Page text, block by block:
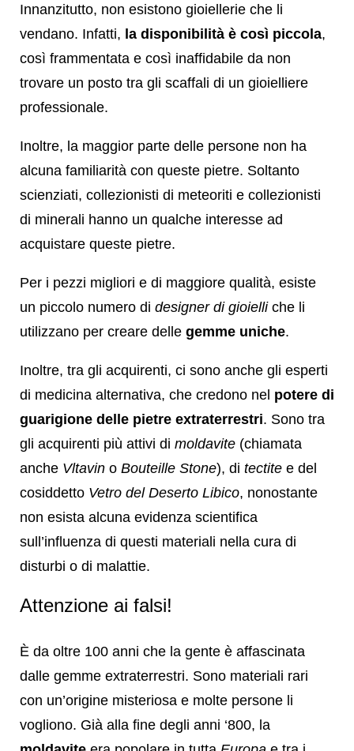
Innanzitutto, non esistono gioiellerie che li
vendano. Infatti, la disponibilità è così piccola,
così frammentata e così inaffidabile da non
trovare un posto tra gli scaffali di un gioielliere
professionale.
Inoltre, la maggior parte delle persone non ha
alcuna familiarità con queste pietre. Soltanto
scienziati, collezionisti di meteoriti e collezionisti
di minerali hanno un qualche interesse ad
acquistare queste pietre.
Per i pezzi migliori e di maggiore qualità, esiste
un piccolo numero di designer di gioielliche li
utilizzano per creare delle gemme uniche.
Inoltre, tra gli acquirenti, ci sono anche gli esperti
di medicina alternativa, che credono nel potere di
guarigione delle pietre extraterrestri. Sono tra
gli acquirenti più attivi di moldavite (chiamata
anche Vltavin o Bouteille Stone), di tectite e del
cosiddetto Vetro del Deserto Libico, nonostante
non esista alcuna evidenza scientifica
sull’influenza di questi materiali nella cura di
disturbi o di malattie.
Attenzione ai falsi!
È da oltre 100 anni che la gente è affascinata
dalle gemme extraterrestri. Sono materiali rari
con un’origine misteriosa e molte persone li
vogliono. Già alla fine degli anni ‘800, la